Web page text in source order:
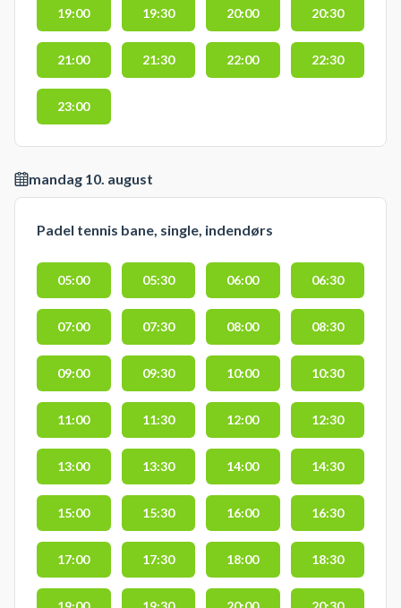
19:00 19:30 20:00 20:30
21:00 21:30 22:00 22:30
23:00
mandag 10. august
Padel tennis bane, single, indendørs
05:00 05:30 06:00 06:30
07:00 07:30 08:00 08:30
09:00 09:30 10:00 10:30
11:00 11:30 12:00 12:30
13:00 13:30 14:00 14:30
15:00 15:30 16:00 16:30
17:00 17:30 18:00 18:30